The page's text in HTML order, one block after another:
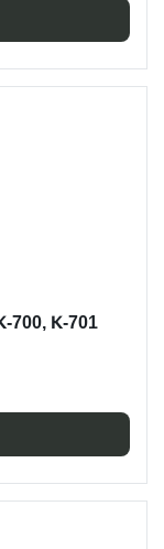
700, К-701